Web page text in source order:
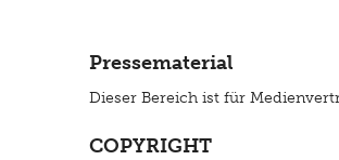
Pressematerial
Dieser Bereich ist für
COPYRIGHT